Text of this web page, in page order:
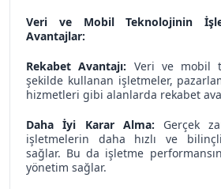
Veri ve Mobil Teknolojinin
Avantajlar:
Rekabet Avantajı: Veri ve mobil
şekilde kullanan işletmeler,
hizmetleri gibi alanlarda rekabet
Daha İyi Karar Alma: Gerçek
işletmelerin daha hızlı ve
sağlar. Bu da işletme
yönetim sağlar.